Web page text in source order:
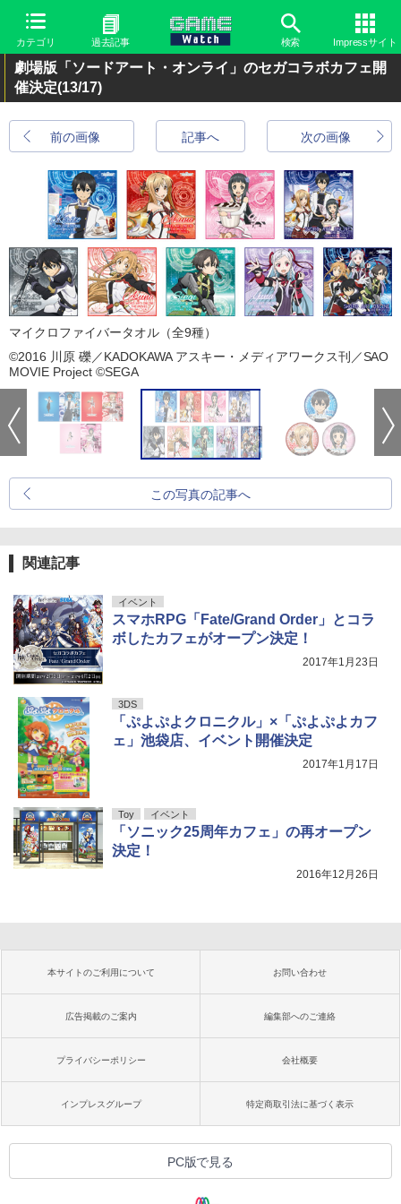
カテゴリ 過去記事 検索 Impressサイト
劇場版「ソードアート・オンライ」のセガコラボカフェ開
催決定(13/17)
前の画像 次の画像
記事へ
マイクロファイバータオル（全9種）
©2016 川原 礫／KADOKAWA アスキー・メディアワークス刊／SAO
MOVIE Project ©SEGA
この写真の記事へ
関連記事
イベント
スマホRPG「Fate/Grand Order」とコラ
ボしたカフェがオープン決定！
2017年1月23日
3DS
「ぷよぷよクロニクル」×「ぷよぷよカフ
ェ」池袋店、イベント開催決定
2017年1月17日
Toy イベント
「ソニック25周年カフェ」の再オープン
決定！
2016年12月26日
本サイトのご利用について お問い合わせ
広告掲載のご案内 編集部へのご連絡
プライバシーポリシー 会社概要
インプレスグループ 特定商取引法に基づく表示
PC版で見る